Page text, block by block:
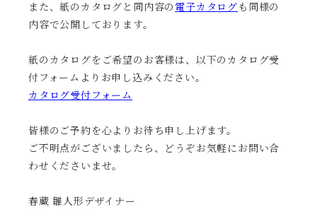
また、紙のカタログと同内容の電子カタログ も同様の
内容で公開しております。
紙のカタログをご希望のお客様は、以下のカタログ受
付フォームよりお申し込みください。
カタログ受付フォーム
皆様のご予約を心よりお待ち申し上げます。
ご不明点がございましたら、どうぞお気軽にお問い合
わせくださいませ。
春蔵 雛人形デザイナー